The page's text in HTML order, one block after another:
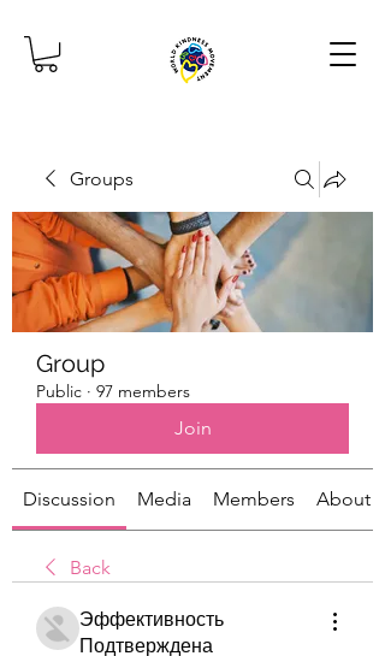
Groups
Group
Public · 97 members
Join
Discussion Media Members About
Back
Эффективность
Подтверждена